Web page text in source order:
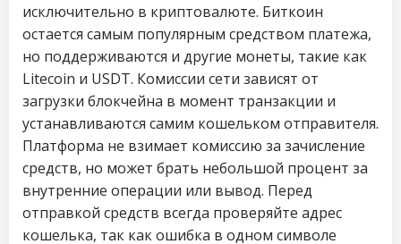
исключительно в криптовалюте. Биткоин
остается самым популярным средством платежа,
но поддерживаются и другие монеты, такие как
Litecoin и USDT. Комиссии сети зависят от
загрузки блокчейна в момент транзакции и
устанавливаются самим кошельком отправителя.
Платформа не взимает комиссию за зачисление
средств, но может брать небольшой процент за
внутренние операции или вывод. Перед
отправкой средств всегда проверяйте адрес
кошелька, так как ошибка в одном символе